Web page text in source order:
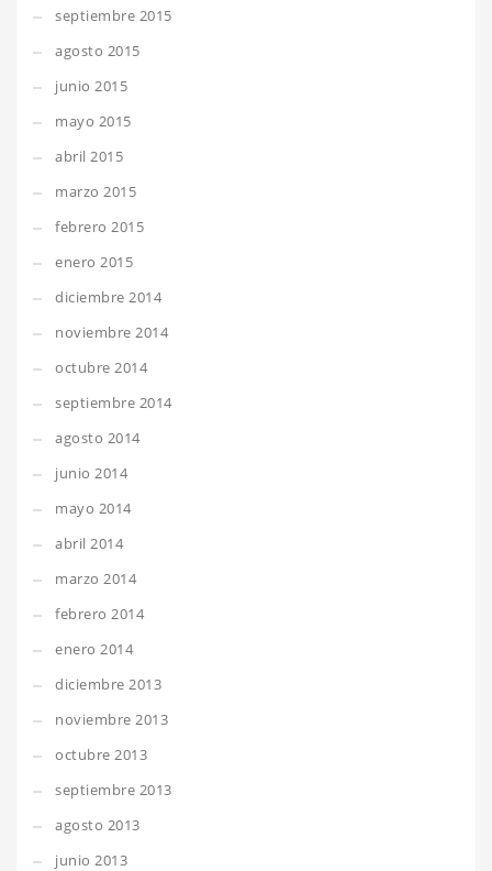
septiembre 2015
agosto 2015
junio 2015
mayo 2015
abril 2015
marzo 2015
febrero 2015
enero 2015
diciembre 2014
noviembre 2014
octubre 2014
septiembre 2014
agosto 2014
junio 2014
mayo 2014
abril 2014
marzo 2014
febrero 2014
enero 2014
diciembre 2013
noviembre 2013
octubre 2013
septiembre 2013
agosto 2013
junio 2013